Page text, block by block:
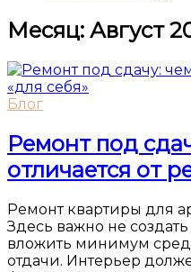
Месяц: Август
Блог
Ремонт под
отличается от
Ремонт квартиры для
Здесь важно не
вложить минимум
отдачи. Интерьер